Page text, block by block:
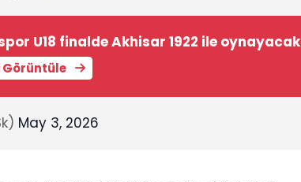
U18 finalde Akhisar 1922 ile oynayacak
Görüntüle
May 3, 2026